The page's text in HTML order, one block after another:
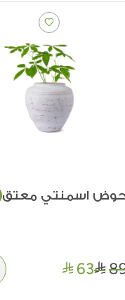
اسمنتي معتق
63